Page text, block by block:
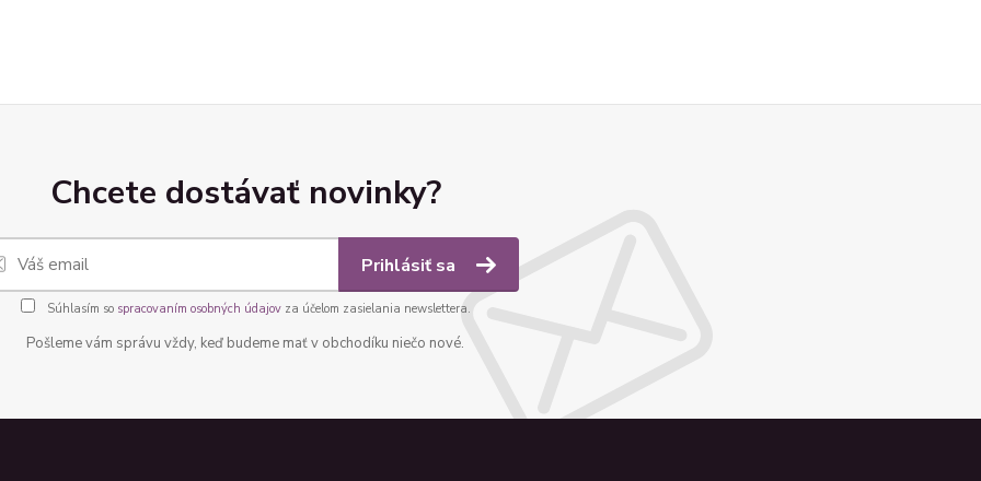
Chcete dostávať novinky?
Prihlásiť sa
Súhlasím so spracovaním osobných údajovza účelom zasielania newslettera.
Pošleme vám správu vždy, keď budeme mať v obchodíku niečo nové.